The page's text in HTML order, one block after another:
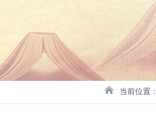
当前位置：